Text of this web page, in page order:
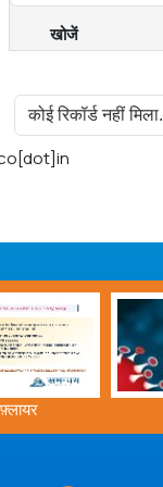
कोई रिकॉर्ड नहीं मिला.
19